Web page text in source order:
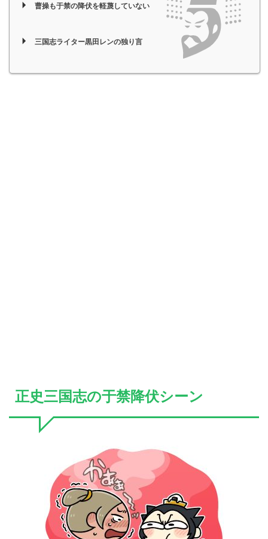
曹操も于禁の降伏を軽蔑していない
三国志ライター黒田レンの独り言
正史三国志の于禁降伏シーン